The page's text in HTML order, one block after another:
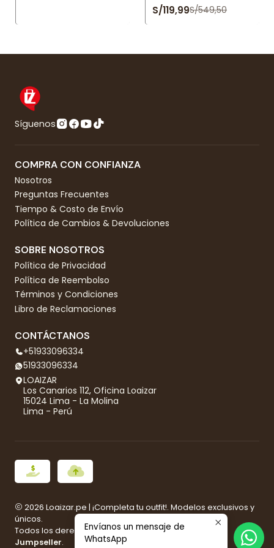
S/119,99S/549,50
Síguenos
COMPRA CON CONFIANZA
Nosotros
Preguntas Frecuentes
Tiempo & Costo de Envío
Política de Cambios & Devoluciones
SOBRE NOSOTROS
Política de Privacidad
Política de Reembolso
Términos y Condiciones
Libro de Reclamaciones
CONTÁCTANOS
+51933096334
51933096334
LOAIZAR
Los Canarios 112, Oficina Loaizar
15024 Lima - La Molina
Lima - Perú
2026 Loaizar.pe | ¡Completa tu outfit!. Modelos exclusivos y
únicos.
Todos los derechos reservados.Desarrollado por
Jumpseller.
Envíanos un mensaje de
WhatsApp